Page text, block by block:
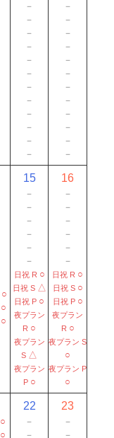
－
－
－
－
－
－
－
－
－
－
－
－
－
－
－
－
－
－
－
－
－
－
－
－
○
○
○
15
－
－
－
－
－
－
日祝 R ○
日祝 S △
日祝 P ○
夜プラン
R ○
夜プラン
S △
夜プラン
P ○
16
－
－
－
－
－
－
日祝 R ○
日祝 S ○
日祝 P ○
夜プラン
R ○
夜プラン S
○
夜プラン P
○
○
○
22
－
－
23
－
－